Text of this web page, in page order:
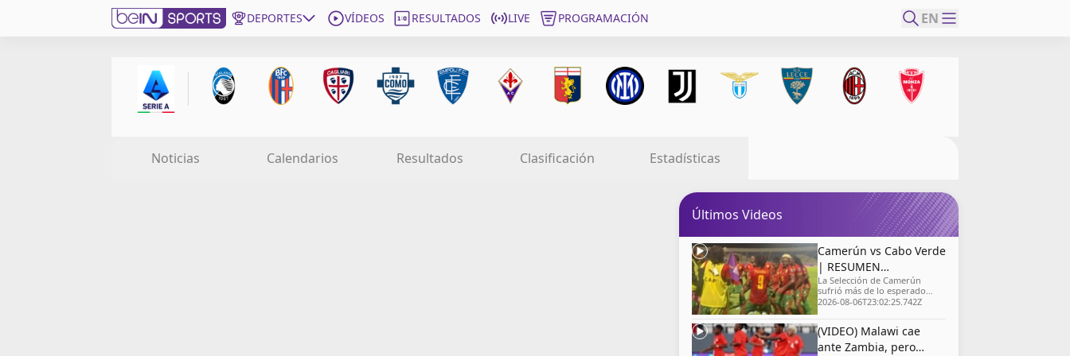
DEPORTES VÍDEOS RESULTADOS LIVE PROGRAMACIÓN EN
Get Bein
United States
Noticias Calendarios Resultados Clasificación Estadísticas
Últimos Videos
Camerún vs Cabo Verde
| RESUMEN
EXTENDIDO | Copa
Africana de Naciones
Femenil | 06/08/2026 |
beIN SPORTS USA
La Selección de Camerún
sufrió más de lo esperado
para asegurar el primer lugar
Africana de Naciones Femenil,
luego de empatar 1-1 con
Cabo Verde.
2026-08-06T23:02:25.742Z
(VIDEO) Malawi cae
ante Zambia, pero